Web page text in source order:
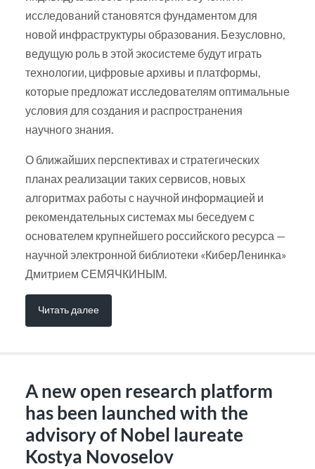
исследований становятся фундаментом для
новой инфраструктуры образования. Безусловно,
ведущую роль в этой экосистеме будут играть
технологии, цифровые архивы и платформы,
которые предложат исследователям оптимальные
условия для создания и распространения
научного знания.
О ближайших перспективах и стратегических
планах реализации таких сервисов, новых
алгоритмах работы с научной информацией и
рекомендательных системах мы беседуем с
основателем крупнейшего российского ресурса —
научной электронной библиотеки «КиберЛенинка»
Дмитрием СЕМЯЧКИНЫМ.
Читать далее
A new open research platform
has been launched with the
advisory of Nobel laureate
Kostya Novoselov